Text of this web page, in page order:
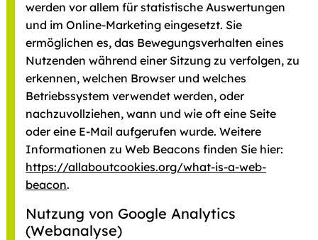
werden vor allem für statistische Auswertungen
und im Online-Marketing eingesetzt. Sie
ermöglichen es, das Bewegungsverhalten eines
Nutzenden während einer Sitzung zu verfolgen, zu
erkennen, welchen Browser und welches
Betriebssystem verwendet werden, oder
nachzuvollziehen, wann und wie oft eine Seite
oder eine E-Mail aufgerufen wurde. Weitere
Informationen zu Web Beacons finden Sie hier:
https://allaboutcookies.org/what-is-a-web-
beacon.
Nutzung von Google Analytics
(Webanalyse)